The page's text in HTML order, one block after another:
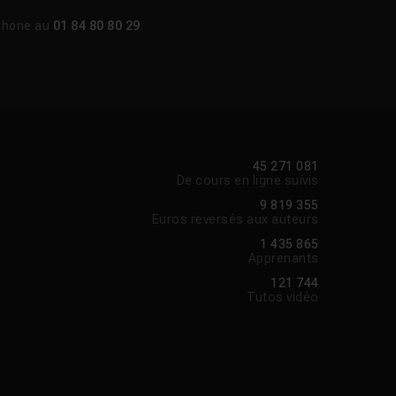
au 01 84 80 80 29.
45 271 081
De cours en ligne suivis
9 819 355
Euros reversés aux auteurs
1 435 865
Apprenants
121 744
Tutos vidéo